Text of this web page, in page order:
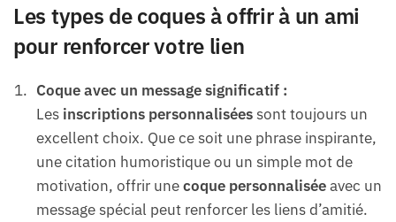
Les types de coques à offrir à un ami
pour renforcer votre lien
Coque avec un message significatif :
Les inscriptions personnaliséessont toujours un
excellent choix. Que ce soit une phrase inspirante,
une citation humoristique ou un simple mot de
motivation, offrir unecoque personnaliséeavec un
message spécial peut renforcer les liens d’amitié.